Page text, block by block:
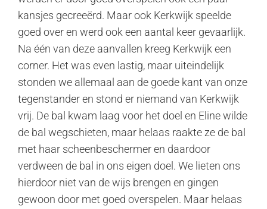
kansjes gecreeërd. Maar ook Kerkwijk speelde
goed over en werd ook een aantal keer gevaarlijk.
Na één van deze aanvallen kreeg Kerkwijk een
corner. Het was even lastig, maar uiteindelijk
stonden we allemaal aan de goede kant van onze
tegenstander en stond er niemand van Kerkwijk
vrij. De bal kwam laag voor het doel en Eline wilde
de bal wegschieten, maar helaas raakte ze de bal
met haar scheenbeschermer en daardoor
verdween de bal in ons eigen doel. We lieten ons
hierdoor niet van de wijs brengen en gingen
gewoon door met goed overspelen. Maar helaas